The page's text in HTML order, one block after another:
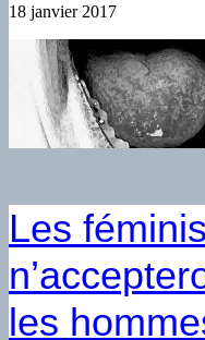
18 janvier 2017
Les
les